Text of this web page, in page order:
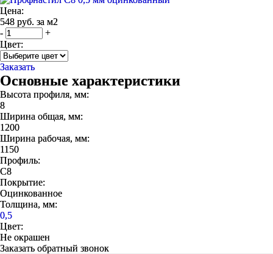
Цена:
548 руб. за м2
-
+
Цвет:
Заказать
Основные характеристики
Высота профиля, мм:
8
Ширина общая, мм:
1200
Ширина рабочая, мм:
1150
Профиль:
С8
Покрытие:
Оцинкованное
Толщина, мм:
0,5
Цвет:
Не окрашен
Заказать обратный звонок